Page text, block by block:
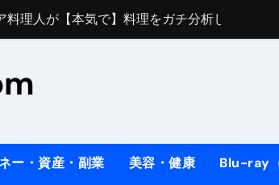
んまに申し訳ない件
ニのパスタ
！」と思っている人が見たら、一瞬で現実に
パーの豚肉が大変身#shorts
ー・資産・副業 美容・健康 Blu-ray